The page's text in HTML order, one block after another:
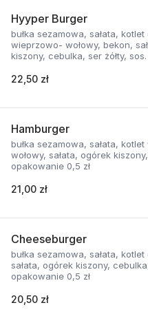
Hyyper Burger
bułka sezamowa, sałata,
wieprzowo- wołowy, bekon, sałata, ogórek
kiszony, cebulka, ser żółty, sos.
22,50 zł
Hamburger
bułka sezamowa, sałata, kotlet wieprzowo-
wołowy, sałata, ogórek kiszony, cebulka, sos.
opakowanie 0,5 zł
21,00 zł
Cheeseburger
bułka sezamowa, sałata,
sałata, ogórek kiszony,
opakowanie 0,5 zł
20,50 zł